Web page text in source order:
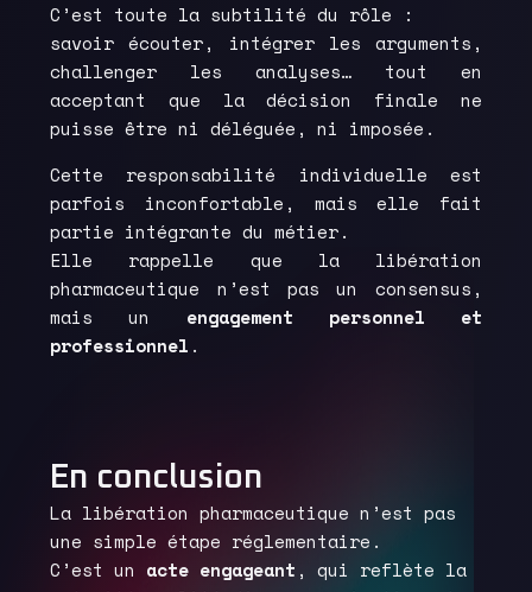
C’est toute la subtilité du rôle :
savoir écouter, intégrer les arguments,
challenger les analyses… tout en
acceptant que la décision finale ne
puisse être ni déléguée, ni imposée.
Cette responsabilité individuelle est
parfois inconfortable, mais elle fait
partie intégrante du métier.
Elle rappelle que la libération
pharmaceutique n’est pas un consensus,
mais un engagement personnel et
professionnel .
En conclusion
La libération pharmaceutique n’est pas
une simple étape réglementaire.
C’est un acte engageant , qui reflète la